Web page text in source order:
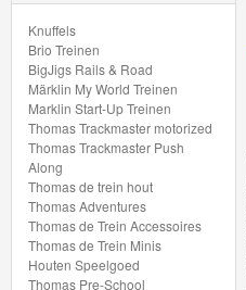
Treinen
BigJigs
Rails
&
Road
Märklin
My
World
Knuffels
Brio Treinen
BigJigs Rails & Road
Märklin My World Treinen
Marklin Start-Up Treinen
Thomas Trackmaster motorized
Thomas Trackmaster Push
Along
Thomas de trein hout
Thomas Adventures
Thomas de Trein Accessoires
Thomas de Trein Minis
Houten Speelgoed
Thomas Pre-School